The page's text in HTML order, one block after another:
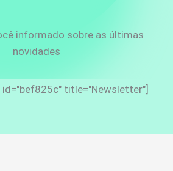
informado sobre as últimas
novidades
title="Newsletter"]